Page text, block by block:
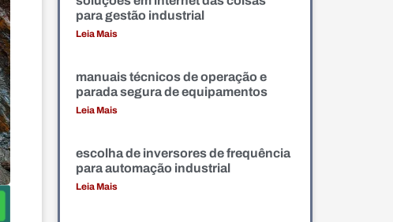
para gestão industrial
Leia Mais
manuais técnicos de operação e
parada segura de equipamentos
Leia Mais
escolha de inversores de frequência
para automação industrial
Leia Mais